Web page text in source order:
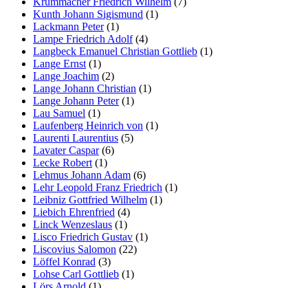
Kunth Johann Sigismund (1)
Lackmann Peter(1)
Lampe Friedrich Adolf(4)
Langbeck Emanuel Christian Gottlieb (1)
Lange Ernst (1)
Lange Joachim (2)
Lange Johann Christian (1)
Lange Johann Peter(1)
Lau Samuel (1)
Laufenberg Heinrich von (1)
Laurenti Laurentius (5)
Lavater Caspar(6)
Lecke Robert (1)
Lehmus Johann Adam (6)
Lehr Leopold Franz Friedrich (1)
Leibniz Gottfried Wilhelm (1)
Liebich Ehrenfried (4)
Linck Wenzeslaus (1)
Lisco Friedrich Gustav (1)
Liscovius Salomon (22)
Löffel Konrad (3)
Lohse Carl Gottlieb (1)